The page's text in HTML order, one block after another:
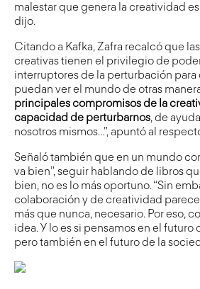
malestar que genera la creatividad
dijo.
Citando a Kafka, Zafra recalcó que
creativas tienen el privilegio de
interruptores de la perturbación para
puedan ver el mundo de otras
principales compromisos de la
capacidad de perturbarnos, de
nosotros mismos…”, apuntó al
Señaló también que en un mundo
va bien”, seguir hablando de libros
bien, no es lo más oportuno. “Sin
colaboración y de creatividad
más que nunca, necesario. Por eso,
idea. Y lo es si pensamos en el futuro
pero también en el futuro de la